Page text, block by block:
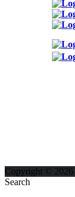
Copyright ©
Search